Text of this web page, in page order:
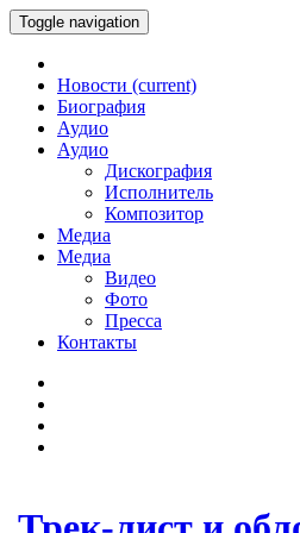
Toggle navigation
Новости (current)
Биография
Аудио
Аудио
Дискография
Исполнитель
Композитор
Медиа
Медиа
Видео
Фото
Пресса
Контакты